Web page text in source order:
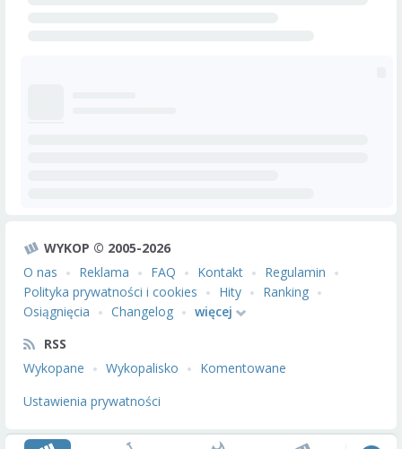
WYKOP © 2005-2026
O nas
Reklama FAQ Kontakt
Regulamin
Polityka prywatności i cookies
Hity
Ranking
Osiągnięcia
Changelog
więcej
RSS
Wykopane
Wykopalisko
Komentowane
Ustawienia prywatności